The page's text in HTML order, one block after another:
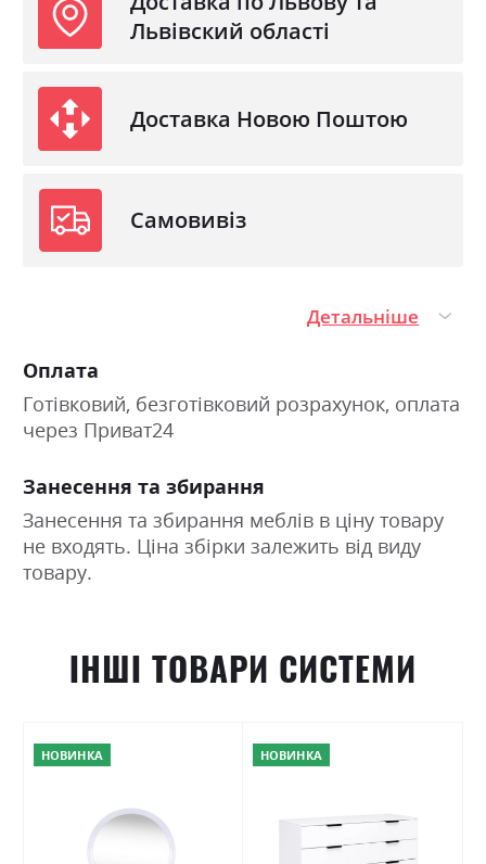
Фабрика:
Міромарк
Колір (Корпус):
білий
Колір матеріалу
Стиль
Матеріал
лакована ДСП
Львівский області
Доставка Новою Поштою
Самовивіз
Детальніше
Оплата
Готівковий, безготівковий розрахунок, оплата
через Приват24
Занесення та збирання
Занесення та збирання меблів в ціну товару
не входять. Ціна збірки залежить від виду
товару.
ІНШІ ТОВАРИ СИСТЕМИ
НОВИНКА НОВИНКА